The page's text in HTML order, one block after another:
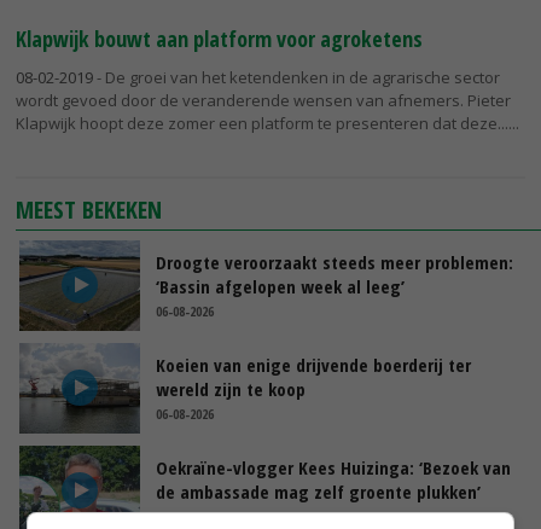
Klapwijk bouwt aan platform voor agroketens
08-02-2019- De groei van het ketendenken in de agrarische sector
wordt gevoed door de veranderende wensen van afnemers. Pieter
Klapwijk hoopt deze zomer een platform te presenteren dat deze...
MEEST BEKEKEN
Droogte veroorzaakt steeds meer problemen:
‘Bassin afgelopen week al leeg’
06-08-2026
Koeien van enige drijvende boerderij ter
wereld zijn te koop
06-08-2026
Oekraïne-vlogger Kees Huizinga: ‘Bezoek van
de ambassade mag zelf groente plukken’
GISTEREN, 12:00